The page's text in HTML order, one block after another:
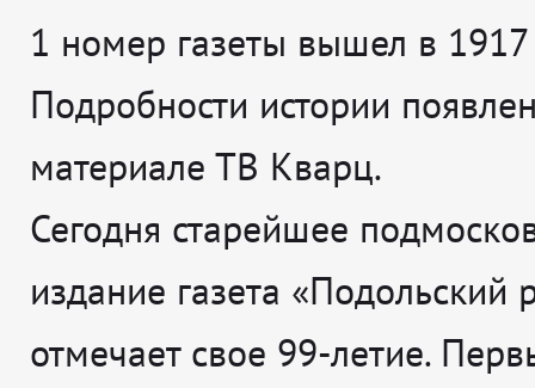
1 номер газеты вышел в 1917
Подробности истории
материале ТВ Кварц.
Сегодня старейшее
издание газета «Подольский
отмечает свое 99-летие.